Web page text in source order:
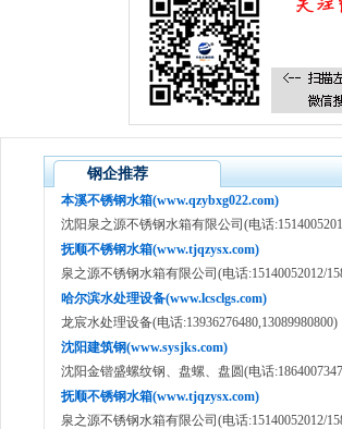
钢企推荐
本溪不锈钢水箱(www.qzybxg022.com)
沈阳泉之源不锈钢水箱有限公司(电话
抚顺不锈钢水箱(www.tjqzysx.com)
泉之源不锈钢水箱有限公司(电话:15140052012/
哈尔滨水处理设备(www.lcsclgs.com)
龙宸水处理设备(电话:13936276480,13089980800)
沈阳建筑钢(www.sysjks.com)
沈阳金锴盛螺纹钢、盘螺、盘圆(电话
抚顺不锈钢水箱(www.tjqzysx.com)
泉之源不锈钢水箱有限公司(电话:15140052012/